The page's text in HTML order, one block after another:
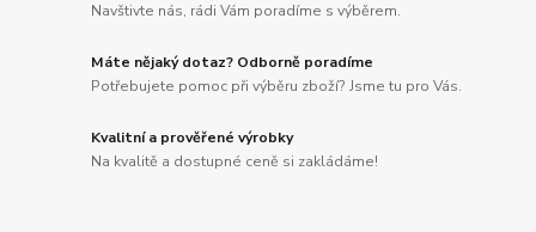
Navštivte nás, rádi Vám poradíme s výběrem.
Máte nějaký dotaz? Odborně poradíme
Potřebujete pomoc při výběru zboží? Jsme tu pro Vás.
Kvalitní a prověřené výrobky
Na kvalitě a dostupné ceně si zakládáme!